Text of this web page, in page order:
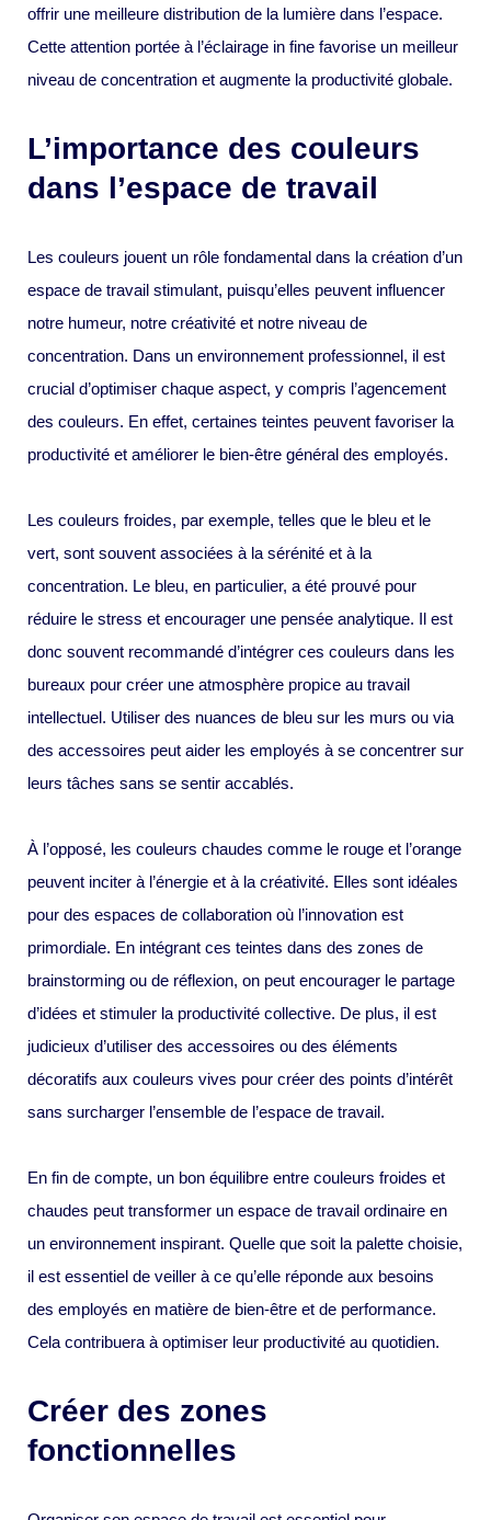
offrir une meilleure distribution de la lumière dans l’espace.
Cette attention portée à l’éclairage in fine favorise un meilleur
niveau de concentration et augmente la productivité globale.
L’importance des couleurs
dans l’espace de travail
Les couleurs jouent un rôle fondamental dans la création d’un
espace de travail stimulant, puisqu’elles peuvent influencer
notre humeur, notre créativité et notre niveau de
concentration. Dans un environnement professionnel, il est
crucial d’optimiser chaque aspect, y compris l’agencement
des couleurs. En effet, certaines teintes peuvent favoriser la
productivité et améliorer le bien-être général des employés.
Les couleurs froides, par exemple, telles que le bleu et le
vert, sont souvent associées à la sérénité et à la
concentration. Le bleu, en particulier, a été prouvé pour
réduire le stress et encourager une pensée analytique. Il est
donc souvent recommandé d’intégrer ces couleurs dans les
bureaux pour créer une atmosphère propice au travail
intellectuel. Utiliser des nuances de bleu sur les murs ou via
des accessoires peut aider les employés à se concentrer sur
leurs tâches sans se sentir accablés.
À l’opposé, les couleurs chaudes comme le rouge et l’orange
peuvent inciter à l’énergie et à la créativité. Elles sont idéales
pour des espaces de collaboration où l’innovation est
primordiale. En intégrant ces teintes dans des zones de
brainstorming ou de réflexion, on peut encourager le partage
d’idées et stimuler la productivité collective. De plus, il est
judicieux d’utiliser des accessoires ou des éléments
décoratifs aux couleurs vives pour créer des points d’intérêt
sans surcharger l’ensemble de l’espace de travail.
En fin de compte, un bon équilibre entre couleurs froides et
chaudes peut transformer un espace de travail ordinaire en
un environnement inspirant. Quelle que soit la palette choisie,
il est essentiel de veiller à ce qu’elle réponde aux besoins
des employés en matière de bien-être et de performance.
Cela contribuera à optimiser leur productivité au quotidien.
Créer des zones
fonctionnelles